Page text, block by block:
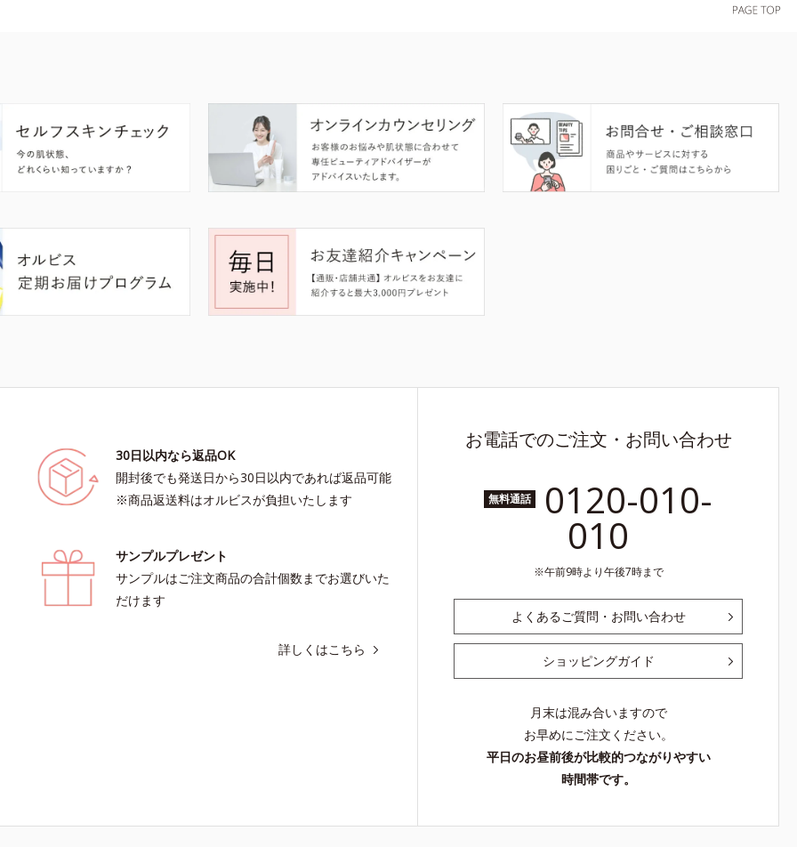
30日以内なら返品OK
開封後でも発送日から30日以内であれば返品可能
※商品返送料はオルビスが負担いたします
サンプルプレゼント
サンプルはご注文商品の合計個数までお選びいた
だけます
詳しくはこちら
お電話でのご注文・お問い合わせ
無料通話 0120-010-
010
午前9時より午後7時まで
よくあるご質問・お問い合わせ
ショッピングガイド
月末は混み合いますので
お早めにご注文ください。
平日のお昼前後が比較的つながりやすい
時間帯です。